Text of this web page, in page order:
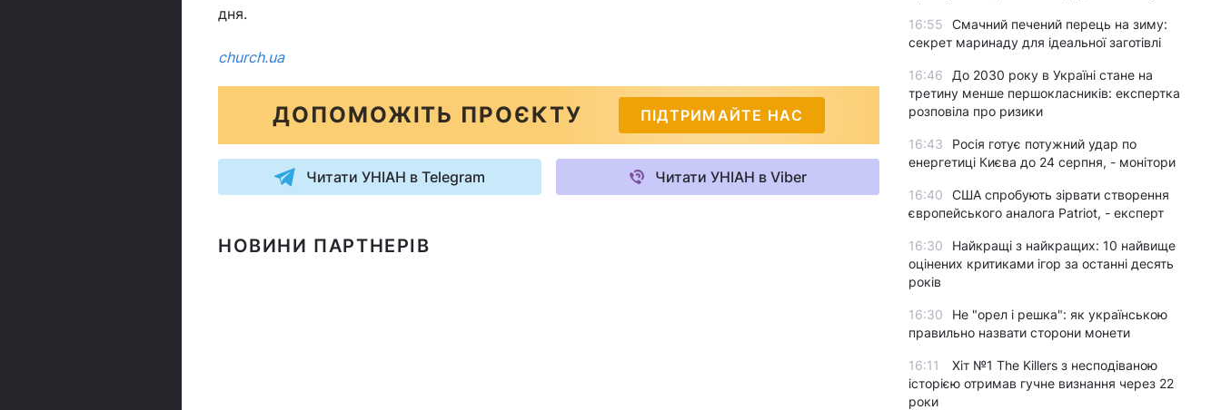
дня.
church.ua
ДОПОМОЖІТЬ ПРОЄКТУ ПІДТРИМАЙТЕ НАС
Читати УНІАН в Telegram Читати УНІАН в Viber
НОВИНИ ПАРТНЕРІВ
16:55
Смачний печений перець на зиму:
секрет маринаду для ідеальної заготівлі
16:46
До 2030 року в Україні стане на
третину менше першокласників: експертка
розповіла про ризики
16:43
Росія готує потужний удар по
енергетиці Києва до 24 серпня, - монітори
16:40
США спробують зірвати створення
європейського аналога Patriot, - експерт
16:30
Найкращі з найкращих: 10 найвище
оцінених критиками ігор за останні десять
років
16:30
Не "орел і решка": як українською
правильно назвати сторони монети
16:11
Хіт №1 The Killers з несподіваною
історією отримав гучне визнання через 22
роки